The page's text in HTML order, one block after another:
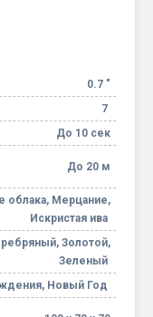
0.7 "
7
До 10 сек
До 20 м
облака, Мерцание,
Искристая ива
Золотой,
Зеленый
Новый Год